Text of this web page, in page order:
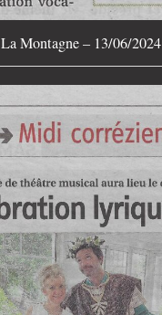
La Montagne – 13/06/2024